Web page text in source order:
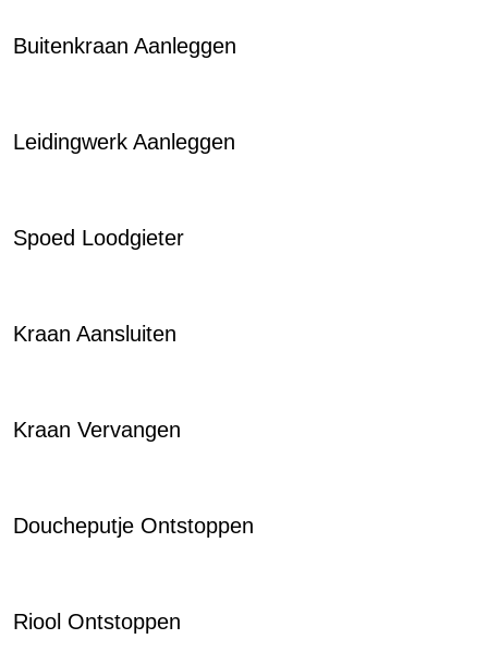
Buitenkraan Aanleggen
Leidingwerk Aanleggen
Spoed Loodgieter
Kraan Aansluiten
Kraan Vervangen
Doucheputje Ontstoppen
Riool Ontstoppen